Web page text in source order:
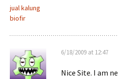
jual kalung
biofir
6/18/2009 at 12:47
Nice Site. I am